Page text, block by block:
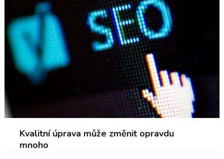
Kvalitní úprava může změnit opravdu
mnoho